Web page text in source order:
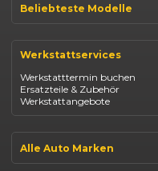
Beliebteste Modelle
Opel Corsa
Fiat 500
Dacia Duster
Dacia Sandero
Jeep Compass
Suzuki Vitara
Suzuki Swift
Werkstattservices
Werkstatttermin buchen
Ersatzteile & Zubehör
Werkstattangebote
Alle Auto Marken